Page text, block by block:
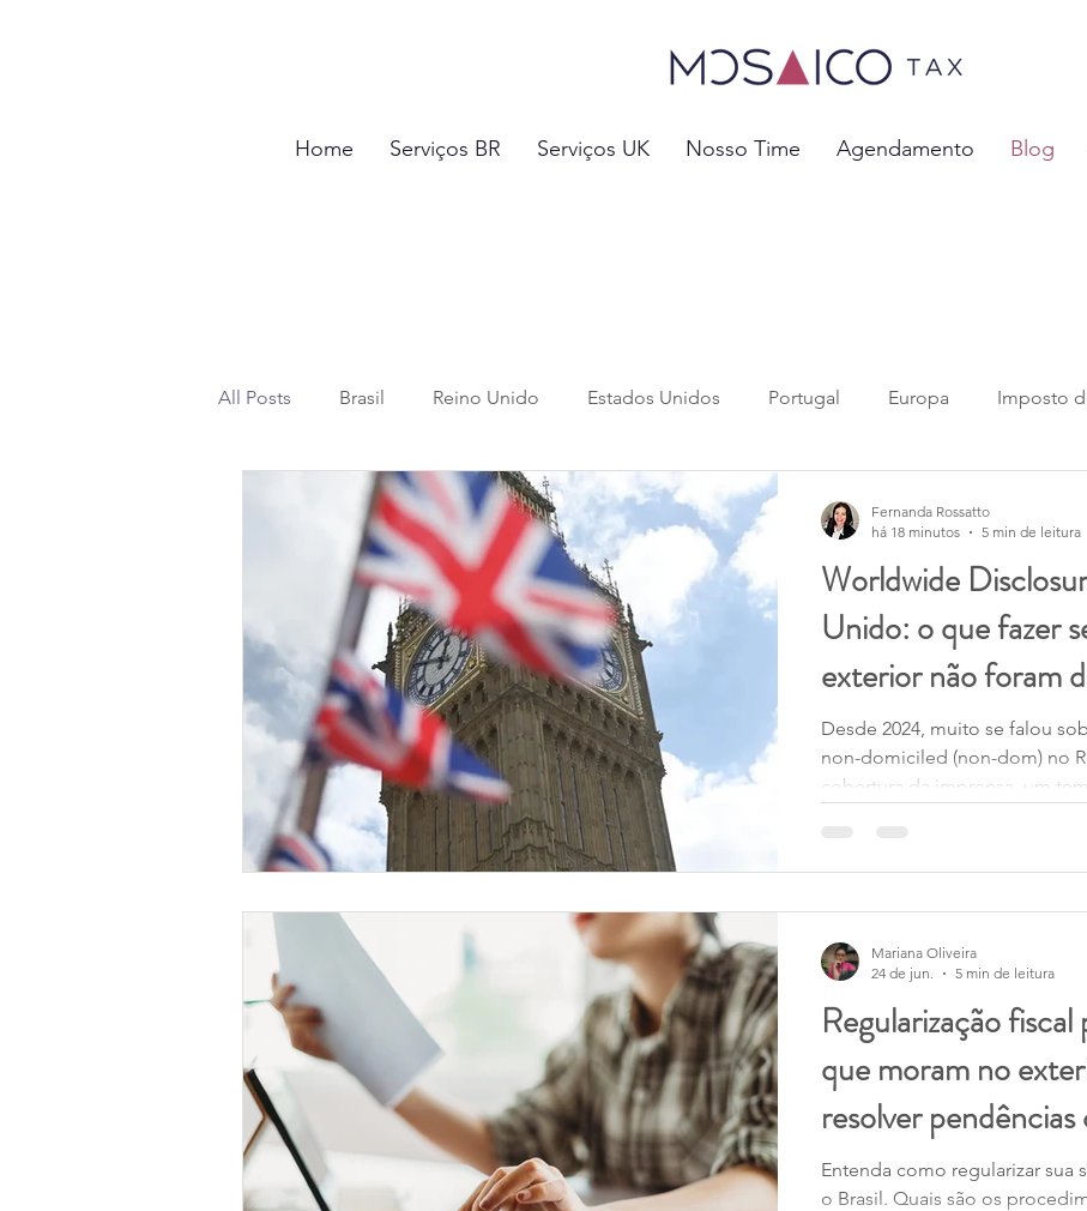
Home Serviços BR Serviços UK Nosso Time Agendamento Blog
All Posts Brasil Reino Unido Estados Unidos Portugal Europa Imposto
Saída Definitiva Impostos e tributos Investimentos e Negócios
Testamento e Inventário Divórcio e Pensão Alimentícia Mobilidade Global
Itália Capitais no exterior HMRC França Empresas CPF
Noruega
Worldwide
Unido: o que fazer
exterior não foram
HMRC?
Desde 2024, muito se falou
non-domiciled (non-dom) no
cobertura da imprensa, um
Como consequência, muitos
anteriores. Em muitos casos,
ter deixado de declarar
Fernanda Rossatto
há 18 minutos
5 min de leitura
Regularização fiscal
que moram no
resolver
Federal
Entenda como regularizar sua
o Brasil. Quais são os
Mariana Oliveira
24 de jun.
5 min de leitura